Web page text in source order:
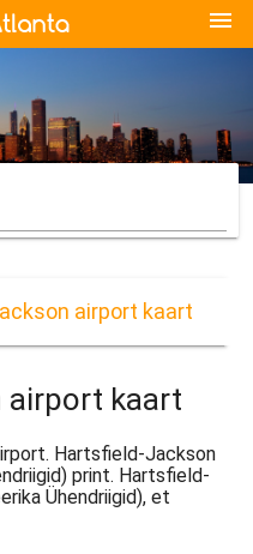
menu
airport kaart
airport kaart
Hartsfield-Jackson
print. Hartsfield-
Ühendriigid), et